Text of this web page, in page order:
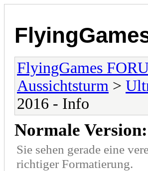
FlyingGames
Aussichtsturm >
2016 - Info
Normale Version:
Sie sehen gerade eine
richtiger Formatierung.